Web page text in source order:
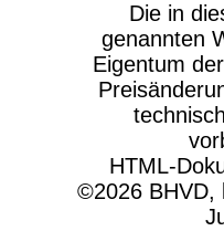
Die in
genannten
Eigentum
HTML-
©2026 BHVD,